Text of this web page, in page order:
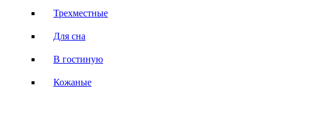
Трехместные
Для сна
В гостиную
Кожаные